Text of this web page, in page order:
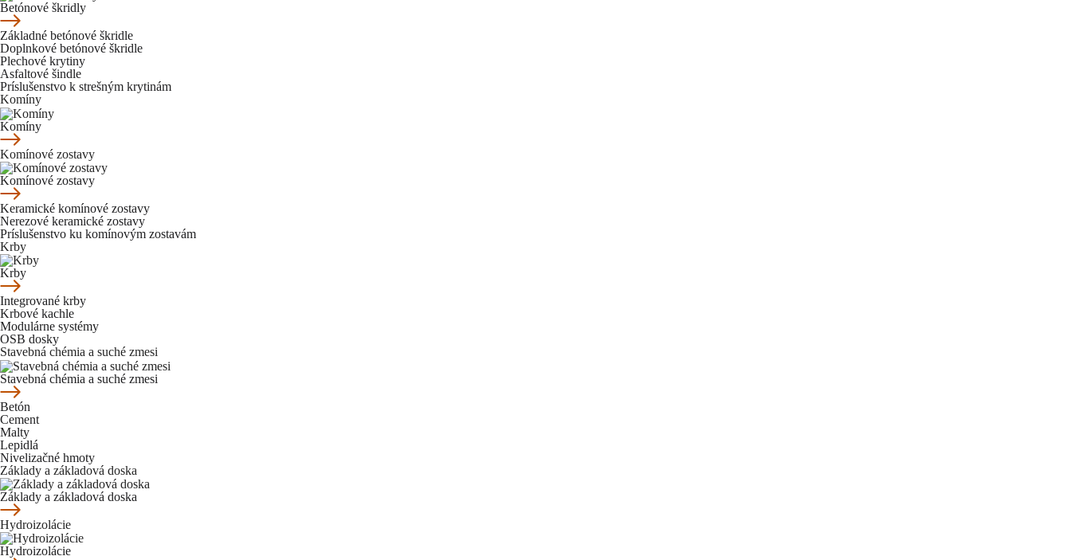
Betónové škridly
Základné betónové škridle
Doplnkové betónové škridle
Plechové krytiny
Asfaltové šindle
Príslušenstvo k strešným krytinám
Komíny
Komíny
Komínové zostavy
Komínové zostavy
Keramické komínové zostavy
Nerezové keramické zostavy
Príslušenstvo ku komínovým zostavám
Krby
Krby
Integrované krby
Krbové kachle
Modulárne systémy
OSB dosky
Stavebná chémia a suché zmesi
Stavebná chémia a suché zmesi
Betón
Cement
Malty
Lepidlá
Nivelizačné hmoty
Základy a základová doska
Základy a základová doska
Hydroizolácie
Hydroizolácie